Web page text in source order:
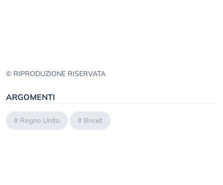
© RIPRODUZIONE RISERVATA
ARGOMENTI
# Regno Unito # Brexit